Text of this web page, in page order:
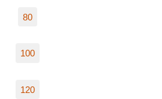
80
100
120